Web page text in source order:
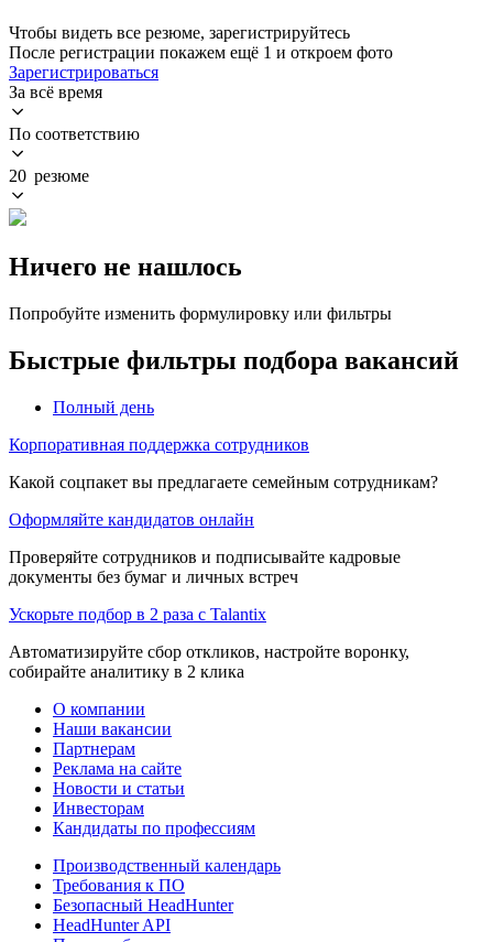
Чтобы видеть все резюме, зарегистрируйтесь
После регистрации покажем ещё 1 и откроем фото
Зарегистрироваться
За всё время
По соответствию
20 резюме
Ничего не нашлось
Попробуйте изменить формулировку или фильтры
Быстрые фильтры подбора вакансий
Полный день
Корпоративная поддержка сотрудников
Какой соцпакет вы предлагаете семейным сотрудникам?
Оформляйте кандидатов онлайн
Проверяйте сотрудников и подписывайте кадровые
документы без бумаг и личных встреч
Ускорьте подбор в 2 раза с Talantix
Автоматизируйте сбор откликов, настройте воронку,
собирайте аналитику в 2 клика
О компании
Наши вакансии
Партнерам
Реклама на сайте
Новости и статьи
Инвесторам
Кандидаты по профессиям
Производственный календарь
Требования к ПО
Безопасный HeadHunter
HeadHunter API